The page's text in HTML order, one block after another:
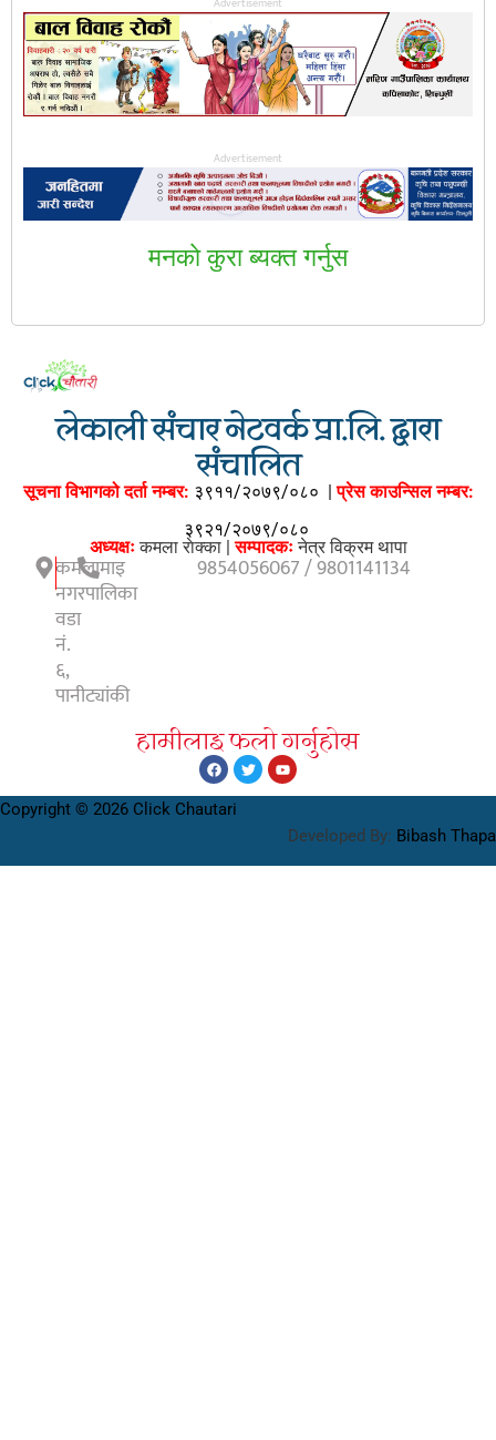
Advertisement
मनकाे कुरा ब्यक्त गर्नुस
लेकाली संचार नेटवर्क प्रा.लि. द्वारा
संचालित
सूचना विभागको दर्ता नम्बर: ३९११/२०७९/०८० |प्रेस काउन्सिल नम्बर:
३९२१/२०७९/०८०
अध्यक्षःकमला राेक्का |सम्पादकःनेत्र विक्रम थापा
कमलामाइ
नगरपालिका
वडा
नं.
६,
पानीट्यांकी
9854056067 / 9801141134
हामीलाइ फलाे गर्नुहाेस
Copyright © 2026 Click Chautari
Developed By: Bibash Thapa